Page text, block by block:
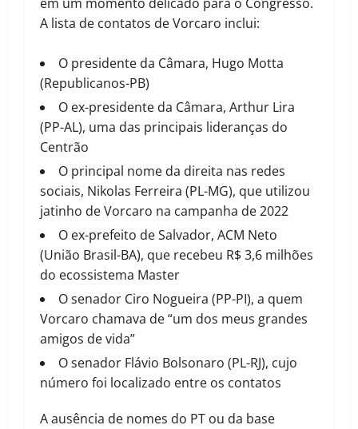
A lista de contatos de Vorcaro inclui:
O presidente da Câmara, Hugo Motta
(Republicanos-PB)
O ex-presidente da Câmara, Arthur Lira
(PP-AL), uma das principais lideranças do
Centrão
O principal nome da direita nas redes
sociais, Nikolas Ferreira (PL-MG), que utilizou
jatinho de Vorcaro na campanha de 2022
O ex-prefeito de Salvador, ACM Neto
(União Brasil-BA), que recebeu R$ 3,6 milhões
do ecossistema Master
O senador Ciro Nogueira (PP-PI), a quem
Vorcaro chamava de “um dos meus grandes
amigos de vida”
O senador Flávio Bolsonaro (PL-RJ), cujo
número foi localizado entre os contatos
A ausência de nomes do PT ou da base